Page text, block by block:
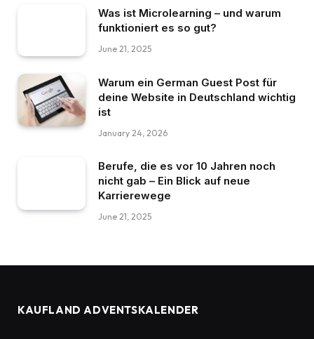
Was ist Microlearning – und warum
funktioniert es so gut?
June 21, 2025
Warum ein German Guest Post für
deine Website in Deutschland wichtig
ist
January 24, 2026
Berufe, die es vor 10 Jahren noch
nicht gab – Ein Blick auf neue
Karrierewege
June 21, 2025
KAUFLAND ADVENTSKALENDER